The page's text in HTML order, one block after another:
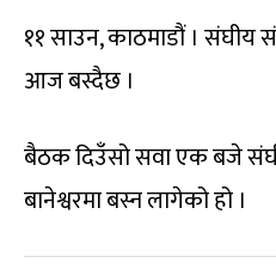
११ साउन, काठमाडौं । संघीय
आज बस्दैछ ।
बैठक दिउँसो सवा एक बजे
बानेश्वरमा बस्न लागेको हो ।